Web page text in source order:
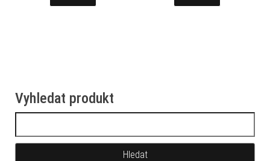
Vyhledat produkt